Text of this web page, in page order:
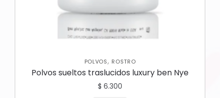
POLVOS, ROSTRO
Polvos sueltos traslucidos luxury ben Nye
$ 6.300